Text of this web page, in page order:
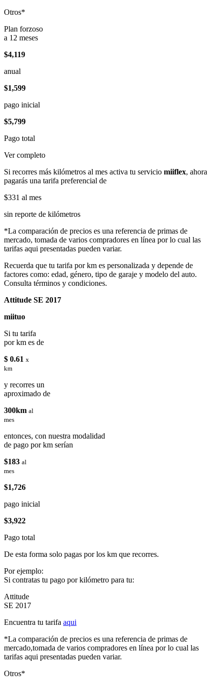
Otros*
Plan forzoso
a 12 meses
$4,119
anual
$1,599
pago inicial
$5,799
Pago total
Ver completo
Si recorres más kilómetros al mes activa tu servicio miiflex, ahora
pagarás una tarifa preferencial de
$331 al mes
sin reporte de kilómetros
*La comparación de precios es una referencia de primas de
mercado, tomada de varios compradores en línea por lo cual las
tarifas aqui presentadas pueden variar.
Recuerda que tu tarifa por km es personalizada y depende de
factores como: edad, género, tipo de garaje y modelo del auto.
Consulta términos y condiciones.
Attitude SE 2017
miituo
Si tu tarifa
por km es de
$ 0.61 x
km
y recorres un
aproximado de
300km al
mes
entonces, con nuestra modalidad
de pago por km serían
$183 al
mes
$1,726
pago inicial
$3,922
Pago total
De esta forma solo pagas por los km que recorres.
Por ejemplo:
Si contratas tu pago por kilómetro para tu:
Attitude
SE 2017
Encuentra tu tarifa aqui
*La comparación de precios es una referencia de primas de
mercado,tomada de varios compradores en línea por lo cual las
tarifas aqui presentadas pueden variar.
Otros*